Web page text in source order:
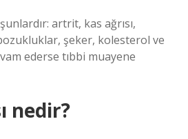
artrit, kas ağrısı,
şeker, kolesterol ve
ederse tıbbi muayene
nedir?